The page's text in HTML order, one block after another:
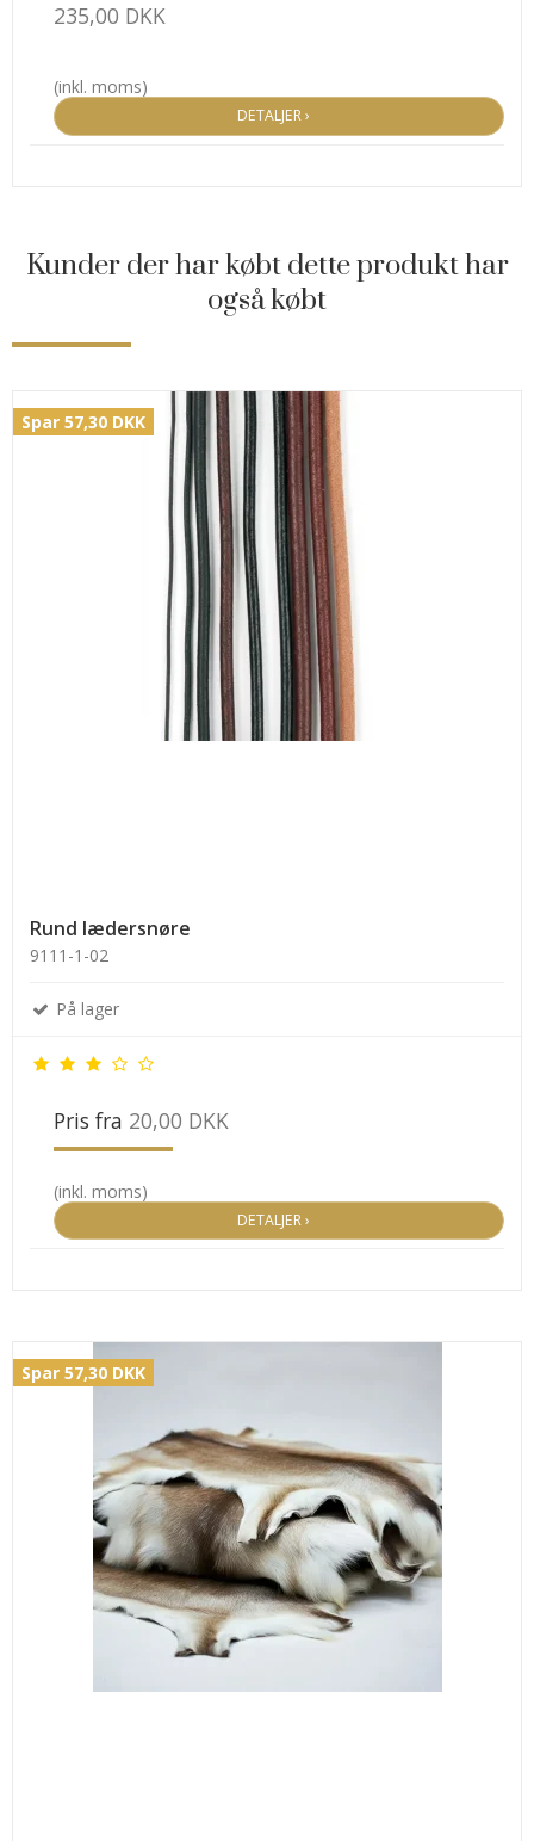
235,00 DKK
(inkl. moms)
DETALJER ›
Kunder der har købt dette produkt har
også købt
Spar 57,30 DKK
Rund lædersnøre
9111-1-02
På lager
Pris fra 20,00 DKK
(inkl. moms)
DETALJER ›
Spar 57,30 DKK